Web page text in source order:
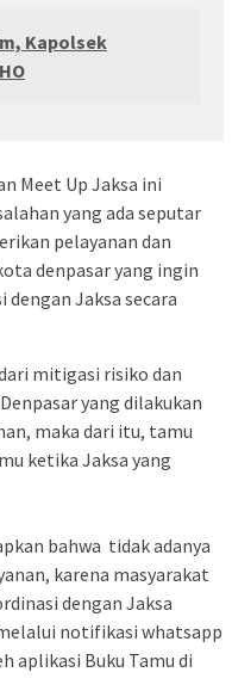
Kapolsek
Meet Up Jaksa ini
yang ada seputar
pelayanan dan
denpasar yang ingin
Jaksa secara
mitigasi risiko dan
yang dilakukan
maka dari itu, tamu
ketika Jaksa yang
bahwa tidak adanya
karena masyarakat
dengan Jaksa
notifikasi whatsapp
aplikasi Buku Tamu di